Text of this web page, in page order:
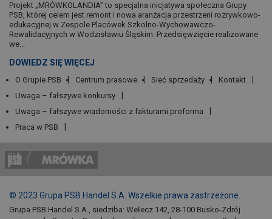
Projekt „MRÓWKOLANDIA” to specjalna inicjatywa społeczna Grupy
PSB, której celem jest remont i nowa aranżacja przestrzeni rozrywkowo-
edukacyjnej w Zespole Placówek Szkolno-Wychowawczo-
Rewalidacyjnych w Wodzisławiu Śląskim. Przedsięwzięcie realizowane
we...
DOWIEDZ SIĘ WIĘCEJ
O Grupie PSB Centrum prasowe Sieć sprzedaży
Kontakt
Uwaga – fałszywe konkursy
Uwaga – fałszywe wiadomości z fakturami proforma
Praca w PSB
© 2023 Grupa PSB Handel S.A. Wszelkie prawa zastrzeżone.
Grupa PSB Handel S.A., siedziba: Wełecz 142, 28-100 Busko-Zdrój